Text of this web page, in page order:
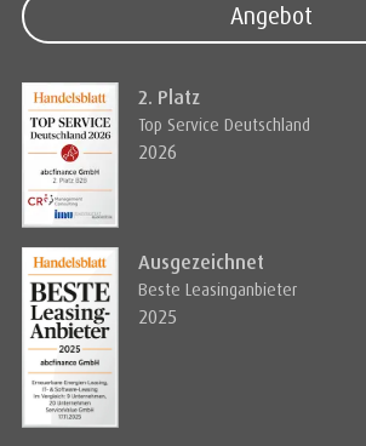
Angebot
2. Platz
Top Service Deutschland
2026
Ausgezeichnet
Beste Leasinganbieter
2025